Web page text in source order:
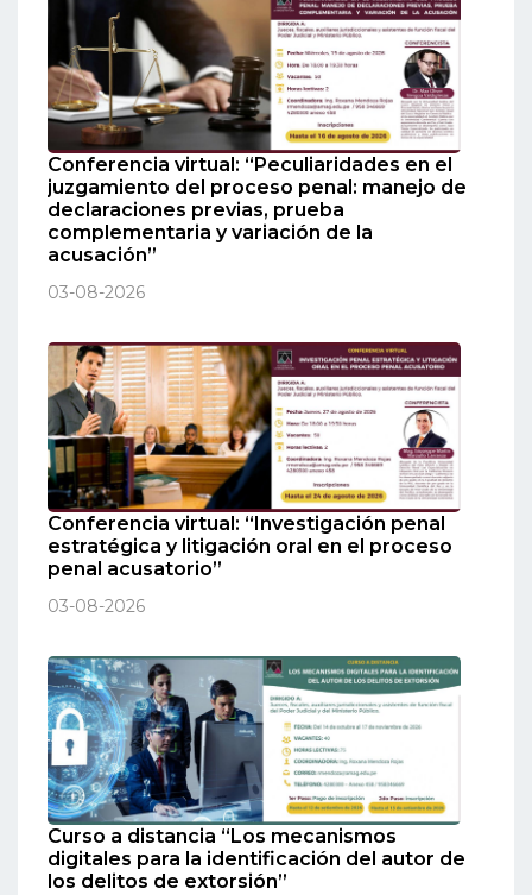
Conferencia virtual: “Peculiaridades en el
juzgamiento del proceso penal: manejo de
declaraciones previas, prueba
complementaria y variación de la
acusación”
03-08-2026
Conferencia virtual: “Investigación penal
estratégica y litigación oral en el proceso
penal acusatorio”
03-08-2026
Curso a distancia “Los mecanismos
digitales para la identificación del autor de
los delitos de extorsión”